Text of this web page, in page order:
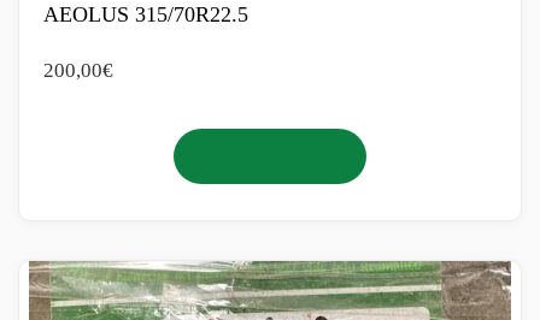
AEOLUS 315/70R22.5
200,00€